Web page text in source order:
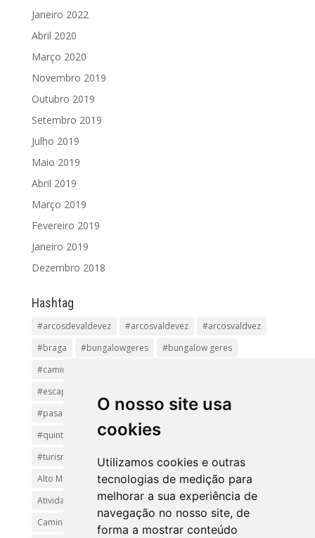
O nosso site usa
cookies
Utilizamos cookies e outras
tecnologias de medição para
melhorar a sua experiência de
navegação no nosso site, de
forma a mostrar conteúdo
Janeiro 2022
Abril 2020
Março 2020
Novembro 2019
Outubro 2019
Setembro 2019
Julho 2019
Maio 2019
Abril 2019
Março 2019
Fevereiro 2019
Janeiro 2019
Dezembro 2018
Hashtag
#arcosdevaldevez #arcosvaldevez
#arcosvaldvez
#braga
#bungalowgeres
#bungalow geres
#caminhadas
#escapadinha
#pasadiços
#passadiçosdovez
#penedageres
#quintalamosa
#religião
#turismoreligioso
#turismorural
#vianadocastelo
Alto Minho
Arcos de Valdevez.
Arcos Valdevez
Atividades e Passeios
aventura
Caminhadas e Passeio
Caminho de Santiago
Caminho Minhoto Ribeiro